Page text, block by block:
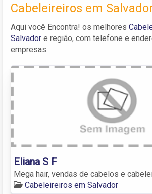
Cabeleireiros em
Aqui você Encontra! os melhores
Salvador e região, com telefone e
empresas.
Eliana S F
Mega hair, vendas de cabelos e
Cabeleireiros em Salvador